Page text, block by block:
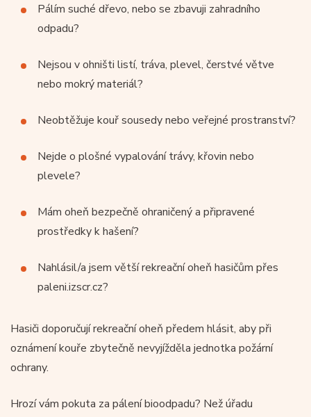
Pálím suché dřevo, nebo se zbavuji zahradního
odpadu?
Nejsou v ohništi listí, tráva, plevel, čerstvé větve
nebo mokrý materiál?
Neobtěžuje kouř sousedy nebo veřejné prostranství?
Nejde o plošné vypalování trávy, křovin nebo
plevele?
Mám oheň bezpečně ohraničený a připravené
prostředky k hašení?
Nahlásil/a jsem větší rekreační oheň hasičům přes
paleni.izscr.cz?
Hasiči doporučují rekreační oheň předem hlásit, aby při
oznámení kouře zbytečně nevyjížděla jednotka požární
ochrany.
Hrozí vám pokuta za pálení bioodpadu? Než úřadu